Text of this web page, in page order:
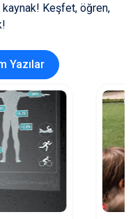
Keşfet, öğren,
Yazılar